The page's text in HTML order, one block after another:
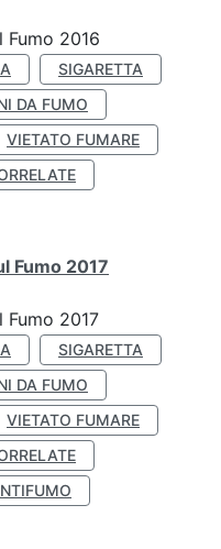
Fumo 2016
SIGARETTA
DA FUMO
VIETATO FUMARE
Fumo 2017
Fumo 2017
SIGARETTA
DA FUMO
VIETATO FUMARE